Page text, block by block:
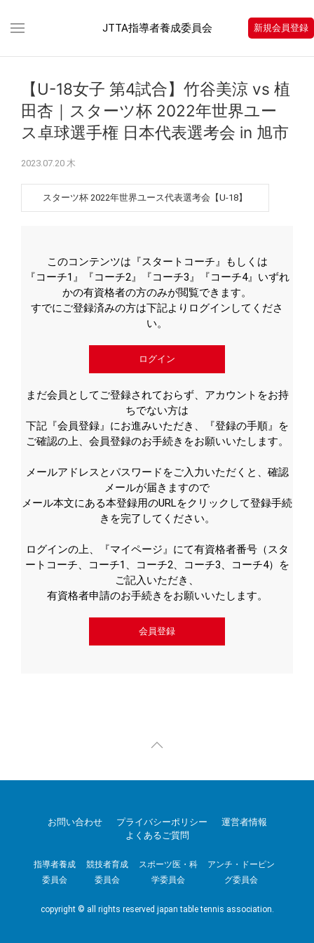
JTTA指導者養成委員会 新規会員登録
【U-18女子 第4試合】竹谷美涼 vs 植
田杏｜スターツ杯 2022年世界ユー
ス卓球選手権 日本代表選考会 in 旭市
2023.07.20 木
スターツ杯 2022年世界ユース代表選考会【U-18】
このコンテンツは『スタートコーチ』もしくは
『コーチ1』『コーチ2』『コーチ3』『コーチ4』いずれ
かの有資格者の方のみが閲覧できます。
すでにご登録済みの方は下記よりログインしてくださ
い。
ログイン
まだ会員としてご登録されておらず、アカウントをお持
ちでない方は
下記『会員登録』にお進みいただき、『登録の手順』を
ご確認の上、会員登録のお手続きをお願いいたします。
メールアドレスとパスワードをご入力いただくと、確認
メールが届きますので
メール本文にある本登録用のURLをクリックして登録手続
きを完了してください。
ログインの上、『マイページ』にて有資格者番号（スタ
ートコーチ、コーチ1、コーチ2、コーチ3、コーチ4）を
ご記入いただき、
有資格者申請のお手続きをお願いいたします。
会員登録
お問い合わせ プライバシーポリシー
運営者情報
よくあるご質問
指導者養成
委員会
競技者育成
委員会
スポーツ医・科
学委員会
アンチ・ドーピン
グ委員会
copyright © all rights reserved japan table tennis association.